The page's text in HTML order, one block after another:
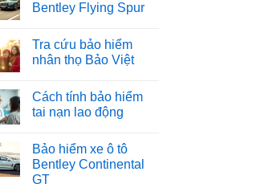
Bentley Flying Spur
Tra cứu bảo hiểm
nhân thọ Bảo Việt
Cách tính bảo hiểm
tai nạn lao động
Bảo hiểm xe ô tô
Bentley Continental
GT